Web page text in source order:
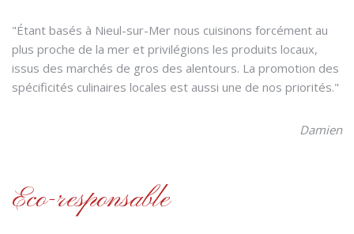
"Étant basés à Nieul-sur-Mer nous cuisinons forcément au
plus proche de la mer et privilégions les produits locaux,
issus des marchés de gros des alentours. La promotion des
spécificités culinaires locales est aussi une de nos priorités."
Damien
Eco-responsable